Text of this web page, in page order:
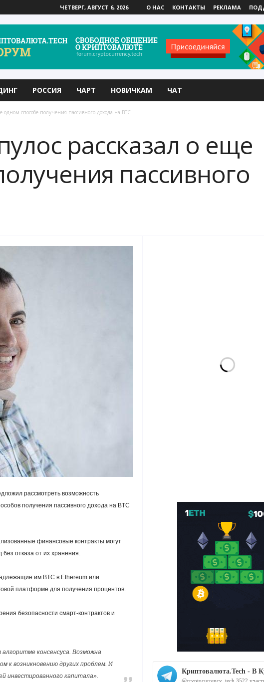
ЧЕТВЕРГ, АВГУСТ 6, 2026 О НАС КОНТАКТЫ РЕКЛАМА
РОССИЯ ЧАРТ НОВИЧКАМ ЧАТ
одном способе получения пассивного дохода на BTC
рассказал о еще
пассивного
рассмотреть возможность
получения пассивного дохода на BTC
финансовые контракты могут
отказа от их хранения.
им BTC в Ethereum или
платформе для получения процентов.
безопасности смарт-контрактов и
консенсуса. Возможна
к возникновению других проблем. И
инвестированного капитала».